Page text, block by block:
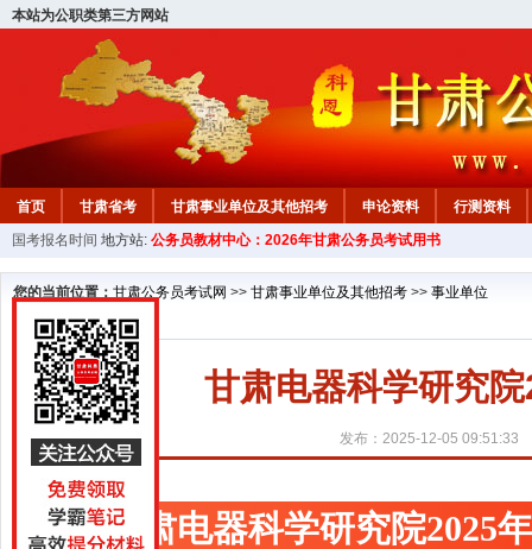
本站为公职类第三方网站
首页 甘肃省考 甘肃事业单位及其他招考 申论资料
行测资料
国考报名时间 地方站: 公务员教材中心：2026年甘肃公务员考试用书
您的当前位置： 甘肃公务员考试网 >> 甘肃事业单位及其他招考 >> 事业单位
甘肃电器科学研究
发布：2025-12-05 09:51:33
甘肃电器科学研究院2025